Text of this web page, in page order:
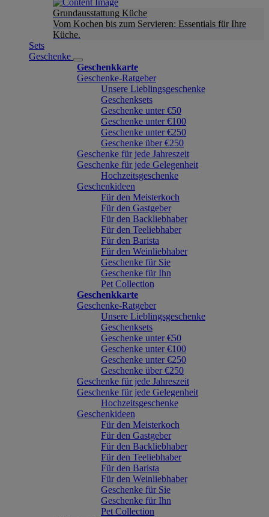
Grundausstattung Küche
Vom Kochen bis zum Servieren: Essentials für Ihre
Küche.
Sets
Geschenke
Geschenkkarte
Geschenke-Ratgeber
Unsere Lieblingsgeschenke
Geschenksets
Geschenke unter €50
Geschenke unter €100
Geschenke unter €250
Geschenke über €250
Geschenke für jede Jahreszeit
Geschenke für jede Gelegenheit
Hochzeitsgeschenke
Geschenkideen
Für den Meisterkoch
Für den Gastgeber
Für den Backliebhaber
Für den Teeliebhaber
Für den Barista
Für den Weinliebhaber
Geschenke für Sie
Geschenke für Ihn
Pet Collection
Geschenkkarte
Geschenke-Ratgeber
Unsere Lieblingsgeschenke
Geschenksets
Geschenke unter €50
Geschenke unter €100
Geschenke unter €250
Geschenke über €250
Geschenke für jede Jahreszeit
Geschenke für jede Gelegenheit
Hochzeitsgeschenke
Geschenkideen
Für den Meisterkoch
Für den Gastgeber
Für den Backliebhaber
Für den Teeliebhaber
Für den Barista
Für den Weinliebhaber
Geschenke für Sie
Geschenke für Ihn
Pet Collection